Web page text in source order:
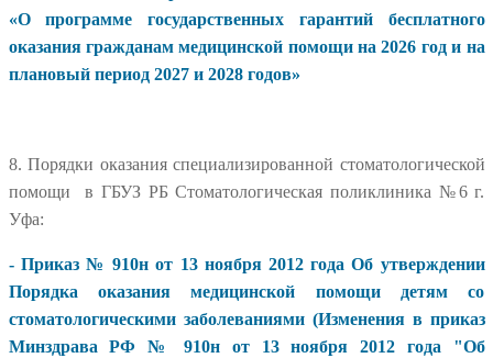
«О программе государственных гарантий бесплатного
оказания гражданам медицинской помощи на 2026 год и на
плановый период 2027 и 2028 годов»
8. Порядки оказания специализированной стоматологической
помощи в ГБУЗ РБ Стоматологическая поликлиника №6 г.
Уфа:
- Приказ № 910н от 13 ноября 2012 года Об утверждении
Порядка оказания медицинской помощи детям со
стоматологическими заболеваниями (Изменения в приказ
Минздрава РФ
№ 910н от 13 ноября 2012 года
"Об